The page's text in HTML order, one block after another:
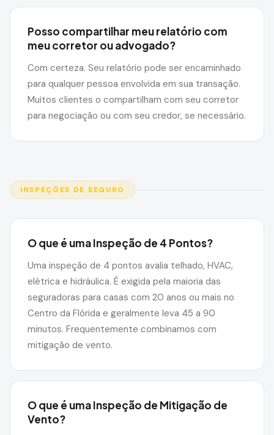
Posso compartilhar meu relatório com
meu corretor ou advogado?
Com certeza. Seu relatório pode ser encaminhado
para qualquer pessoa envolvida em sua transação.
Muitos clientes o compartilham com seu corretor
para negociação ou com seu credor, se necessário.
INSPEÇÕES DE SEGURO
O que é uma Inspeção de 4 Pontos?
Uma inspeção de 4 pontos avalia telhado, HVAC,
elétrica e hidráulica. É exigida pela maioria das
seguradoras para casas com 20 anos ou mais no
Centro da Flórida e geralmente leva 45 a 90
minutos. Frequentemente combinamos com
mitigação de vento.
O que é uma Inspeção de Mitigação de
Vento?